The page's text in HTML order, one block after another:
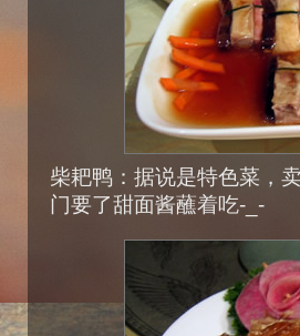
柴耙鸭：据说是特色菜，
门要了甜面酱蘸着吃-_-